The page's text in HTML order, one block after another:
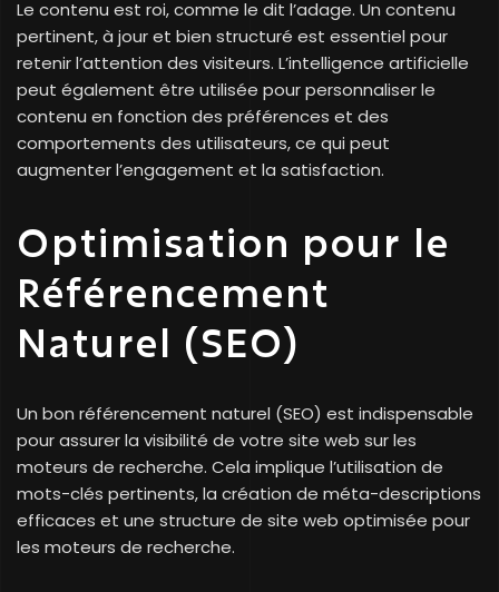
Le contenu est roi, comme le dit l’adage. Un contenu
pertinent, à jour et bien structuré est essentiel pour
retenir l’attention des visiteurs. L’intelligence artificielle
peut également être utilisée pour personnaliser le
contenu en fonction des préférences et des
comportements des utilisateurs, ce qui peut
augmenter l’engagement et la satisfaction.
Optimisation pour le
Référencement
Naturel (SEO)
Un bon référencement naturel (SEO) est indispensable
pour assurer la visibilité de votre site web sur les
moteurs de recherche. Cela implique l’utilisation de
mots-clés pertinents, la création de méta-descriptions
efficaces et une structure de site web optimisée pour
les moteurs de recherche.